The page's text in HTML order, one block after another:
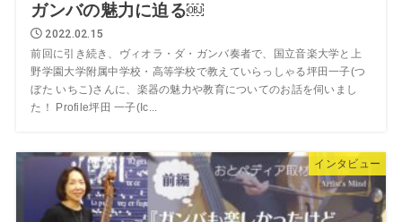
ガンバの魅力に迫る￼
2022.02.15
前回に引き続き、ヴィオラ・ダ・ガンバ奏者で、国立音楽大学と上
野学園大学附属中学校・高等学校で教えていらっしゃる坪田一子(つ
ぼた いちこ)さんに、楽器の魅力や教育についてのお話を伺いまし
た！ Profile坪田 一子(Ic...
インタビュー